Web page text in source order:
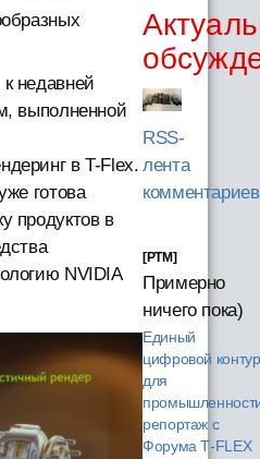
недавней
выполненной
в T-Flex.
готова
продуктов в
NVIDIA
RSS-
лента
комментариев
[PTM]
Примерно
ничего пока)
Единый
цифровой контур
для
репортаж с
Форума T‑FLEX